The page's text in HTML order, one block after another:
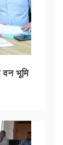
वन भूमि